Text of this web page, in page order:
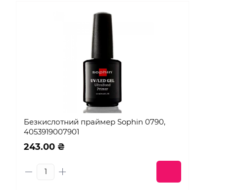
Безкислотний праймер Sophin 0790,
4053919007901
243.00 ₴